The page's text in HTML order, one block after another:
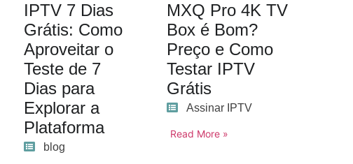
IPTV 7 Dias
Grátis: Como
Aproveitar o
Teste de 7
Dias para
Explorar a
Plataforma
blog
MXQ Pro 4K TV
Box é Bom?
Preço e Como
Testar IPTV
Grátis
Assinar IPTV
Read More »